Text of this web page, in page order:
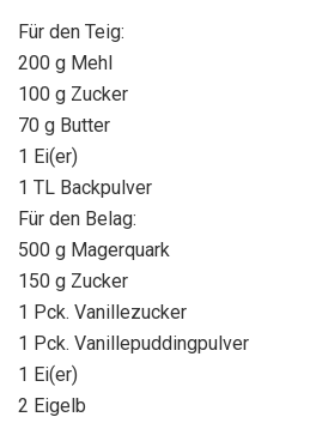
Für den Teig:
200 g Mehl
100 g Zucker
70 g Butter
1 Ei(er)
1 TL Backpulver
Für den Belag:
500 g Magerquark
150 g Zucker
1 Pck. Vanillezucker
1 Pck. Vanillepuddingpulver
1 Ei(er)
2 Eigelb